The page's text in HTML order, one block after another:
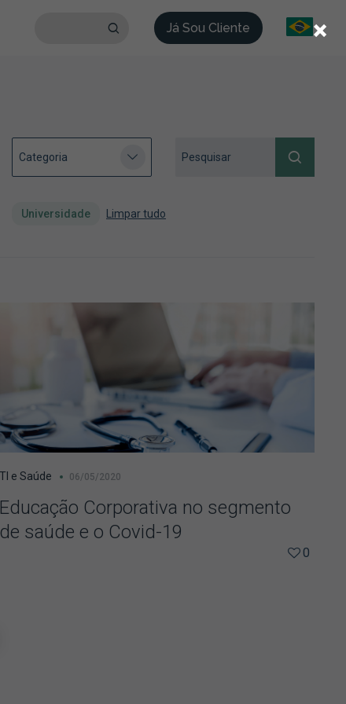
Já Sou Cliente
Universidade Limpar tudo
TI e Saúde 06/05/2020
Educação Corporativa no segmento
de saúde e o Covid-19
0
×